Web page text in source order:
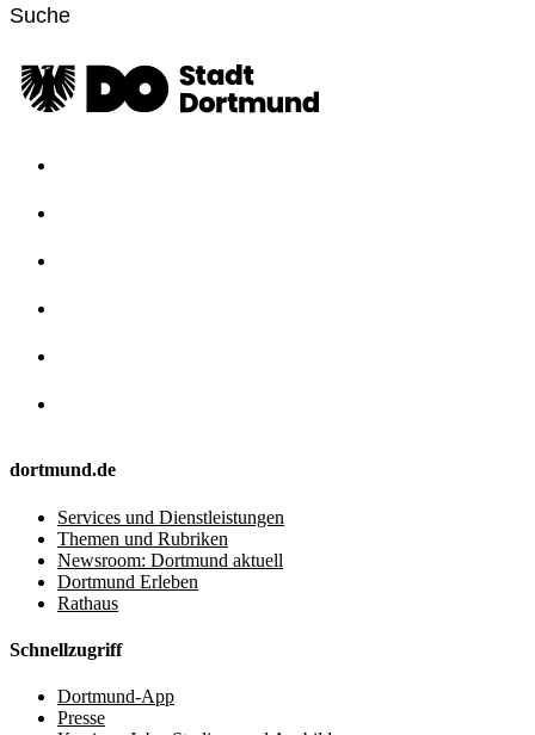
dortmund.de
Services und Dienstleistungen
Themen und Rubriken
Newsroom: Dortmund aktuell
Dortmund Erleben
Rathaus
Schnellzugriff
Dortmund-App
Presse